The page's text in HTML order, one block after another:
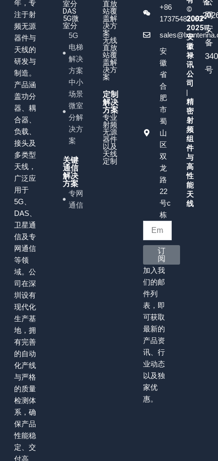
年，专
注于射
频无源
器件与
天线的
研发与
制造。
产品涵
盖功分
器、耦
合器、
负载、
接头及
多类型
天线，
广泛应
用于
5G、
DAS、
卫星通
信及专
网通信
等领
域。公
司在深
圳设有
现代化
生产基
地，拥
有完善
的自动
化产线
与严格
的质量
检测体
系，确
保产品
性能稳
定、交
付高
室分
DAS
5G微
室分
5G
电梯
解决
方案
中小
场景
微室
分解
决方
案
关键
通信
解决
方案
专网
通信
直放
站覆
盖解
决方
案
无线
直放
站覆
盖解
决方
案
定制
解决
方案
专业
射频
无源
器件
以及
天线
定制
+86
17375482063
安
徽
省
合
肥
市
蜀
山
区
双
龙
路
22
号c
栋
订
阅
加入我
们的邮
件列
表，即
可获取
最新的
产品资
讯、行
业动态
以及独
家优
惠。
©
2002-
2025
安
徽
禄
讯
公
司
精
密
射
频
组
件
与
高
性
能
天
线
备
号
公
网
安
备
号